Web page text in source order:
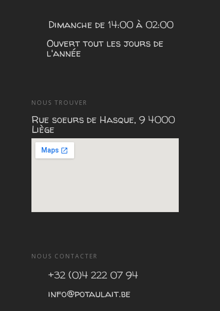
Dimanche de 14:00 à 02:00
Ouvert tout les jours de
l'année
NOUS TROUVER
Rue soeurs de Hasque, 9 4000
Liège
NOUS CONTACTER
+32 (0)4 222 07 94
info@potaulait.be